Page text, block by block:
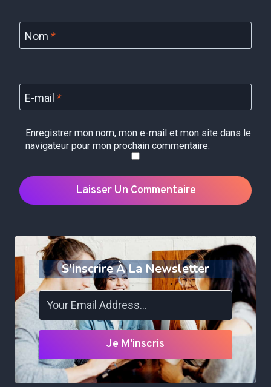
Nom *
E-mail *
Enregistrer mon nom, mon e-mail et mon site dans le
navigateur pour mon prochain commentaire.
S'inscrire À La Newsletter
Je M'inscris